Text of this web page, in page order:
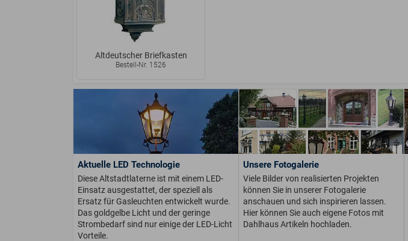
Altdeutscher Briefkasten
Bestell-Nr. 1526
Aktuelle LED Technologie
Diese Altstadtlaterne ist mit einem LED-
Einsatz ausgestattet, der speziell als
Ersatz für Gasleuchten entwickelt wurde.
Das goldgelbe Licht und der geringe
Strombedarf sind nur einige der LED-Licht
Vorteile.
Unsere Fotogalerie
Viele Bilder von realisierten Projekten
können Sie in unserer Fotogalerie
anschauen und sich inspirieren lassen.
Hier können Sie auch eigene Fotos mit
Dahlhaus Artikeln hochladen.